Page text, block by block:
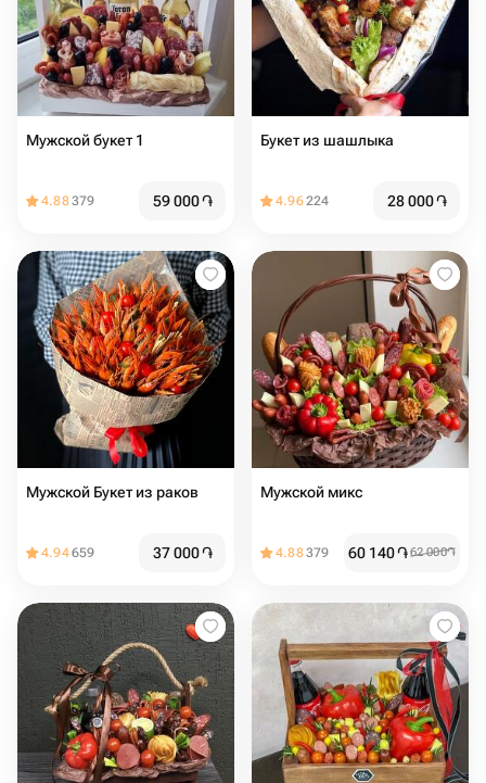
Мужской букет 1
4.88379 59 000֏
Букет из шашлыка
4.96224 28 000֏
Мужской Букет из раков
4.94659 37 000֏
Мужской микс
4.88379 60 140֏62 000֏